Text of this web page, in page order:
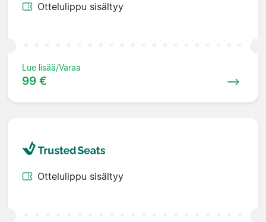
Ottelulippu sisältyy
Lue lisää/Varaa
99 €
Ottelulippu sisältyy